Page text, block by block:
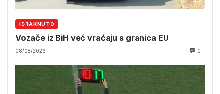
ISTAKNUTO
Vozače iz BiH već vraćaju s granica EU
08/08/2026 0